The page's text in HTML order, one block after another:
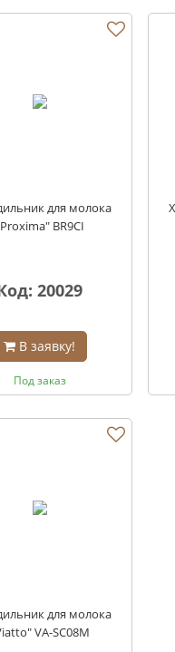
для молока
BR9CI
20029
В заявку!
Под заказ
для молока
VA-SC08M